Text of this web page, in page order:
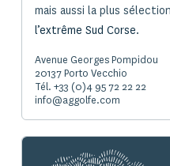
mais aussi la plus
l’extrême Sud Corse.
Avenue Georges Pompidou
20137 Porto Vecchio
Tél. +33 (0)4 95 72 22 22
info@aggolfe.com